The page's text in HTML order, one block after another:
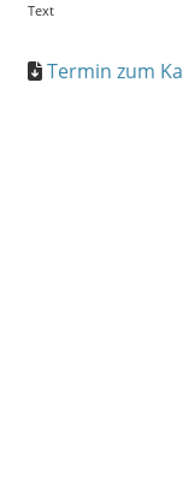
Text
Termin zum